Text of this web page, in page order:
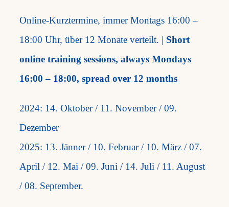
Online-Kurztermine, immer Montags 16:00 –
18:00 Uhr, über 12 Monate verteilt. | Short
online training sessions, always Mondays
16:00 – 18:00, spread over 12 months
2024: 14. Oktober / 11. November / 09.
Dezember
2025: 13. Jänner / 10. Februar / 10. März / 07.
April / 12. Mai / 09. Juni / 14. Juli / 11. August
/ 08. September.